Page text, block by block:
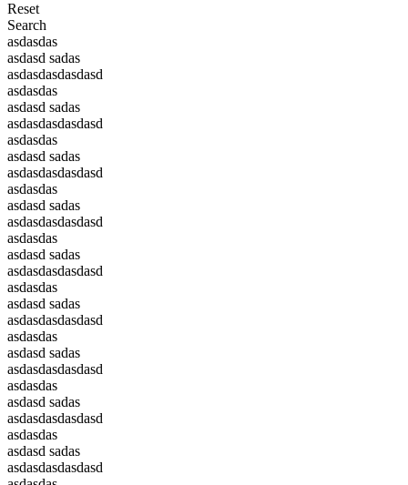
Reset
Search
asdasdas
asdasd sadas
asdasdasdasdasd
asdasdas
asdasd sadas
asdasdasdasdasd
asdasdas
asdasd sadas
asdasdasdasdasd
asdasdas
asdasd sadas
asdasdasdasdasd
asdasdas
asdasd sadas
asdasdasdasdasd
asdasdas
asdasd sadas
asdasdasdasdasd
asdasdas
asdasd sadas
asdasdasdasdasd
asdasdas
asdasd sadas
asdasdasdasdasd
asdasdas
asdasd sadas
asdasdasdasdasd